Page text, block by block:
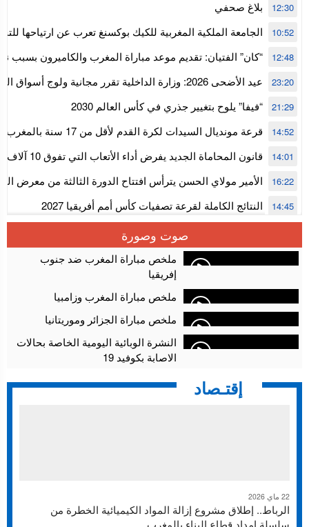
بلاغ صحفي 12:30
الجامعة الملكية المغربية للكيك بوكسنغ تعرب عن ارتياحها
للمجلس الأعلى للحسابات
10:52
“كان” الفتيان: تقديم موعد مباراة المغرب والكاميرون بسبب
إفريقيا
12:48
عيد الأضحى 2026: وزارة الداخلية تقرر مجانية ولوج
استنفار” لتنظيمها
23:20
“فيفا” يلوح بتغيير جذري في كأس العالم 2030 21:29
قرعة مونديال السيدات لكرة
المستوى الأول
14:52
قانون المحاماة الجديد يفرض أداء الأتعاب التي تفوق 10 آلاف درهم بالشيك 14:01
الأمير مولاي الحسن يترأس افتتاح الدورة الثالثة من معرض
الألعاب الإلكترونية
16:22
النتائج الكاملة لقرعة تصفيات كأس أمم أفريقيا 2027 14:45
سلا.. توقيف ثلاثة مروجين وحجز أكثر من 4300 قرص مخدر وكوكايين وإكستازي
أقراص مهلوسة داخل فضاء للشيشة تستنفر شرطة أكادير 12:48
صوت وصورة
ملخص مباراة المغرب ضد جنوب
إفريقيا
ملخص مباراة المغرب وزامبيا
ملخص مباراة الجزائر وموريتانيا
النشرة الوبائية اليومية الخاصة بحالات
الاصابة بكوفيد 19
إقتـصاد
22 ماي 2026
الرباط.. إطلاق مشروع إزالة المواد الكيميائية الخطرة من
سلسلة إمداد قطاع البناء بالمغرب